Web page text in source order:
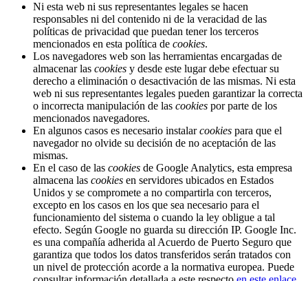
Ni esta web ni sus representantes legales se hacen
responsables ni del contenido ni de la veracidad de las
políticas de privacidad que puedan tener los terceros
mencionados en esta política de cookies.
Los navegadores web son las herramientas encargadas de
almacenar las cookies y desde este lugar debe efectuar su
derecho a eliminación o desactivación de las mismas. Ni esta
web ni sus representantes legales pueden garantizar la correcta
o incorrecta manipulación de las cookies por parte de los
mencionados navegadores.
En algunos casos es necesario instalarcookies para que el
navegador no olvide su decisión de no aceptación de las
mismas.
En el caso de las cookies de Google Analytics, esta empresa
almacena las cookies en servidores ubicados en Estados
Unidos y se compromete a no compartirla con terceros,
excepto en los casos en los que sea necesario para el
funcionamiento del sistema o cuando la ley obligue a tal
efecto. Según Google no guarda su dirección IP. Google Inc.
es una compañía adherida al Acuerdo de Puerto Seguro que
garantiza que todos los datos transferidos serán tratados con
un nivel de protección acorde a la normativa europea. Puede